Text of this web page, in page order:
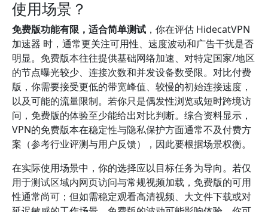
使用场景？
免费版功能有限，适合简单测试 ，你在评估 HidecatVPN
加速器 时，通常更关注可用性、速度波动和广告干扰是否
明显。免费版本往往提供基础网络加速、对特定国家/地区
的节点曝光较少、连接次数和并发设备数受限。对比付费
版，你需要接受更低的带宽峰值、较慢的初始连接速度，
以及可能的流量限制。若你只是偶发性浏览或短时跨境访
问，免费版的体验至少能给出对比判断。综合资料显示，
VPN的免费版本在稳定性与隐私保护方面通常不及付费方
案（参考行业评测与用户反馈），因此要根据场景权衡。
在实际使用场景中，你的选择应以目标任务为导向。若仅
用于测试区域内网页访问与常规视频加载，免费版的可用
性通常尚可；但如需稳定观看高清视频、大文件下载或对